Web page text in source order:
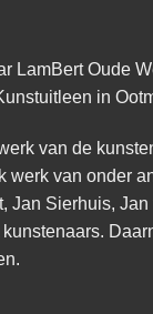
LamBert Oude
in
van de
werk van onder
Jan Sierhuis, Jan